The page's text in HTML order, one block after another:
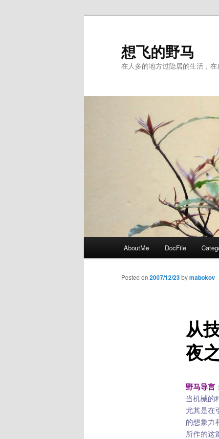
想飞的野马
在人多的地方过隐居的生活，
AboutMe DocFile
从
夜
Posted on 2007/12/23bymabokov
野马导言
当机械的
尤其是在
的想象力
所作的这